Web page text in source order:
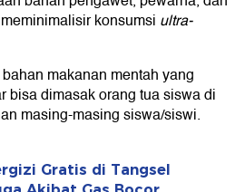
konsumsi ultra-
makanan mentah yang
bisa dimasak orang tua siswa di
masing-masing siswa/siswi.
Gratis di Tangsel